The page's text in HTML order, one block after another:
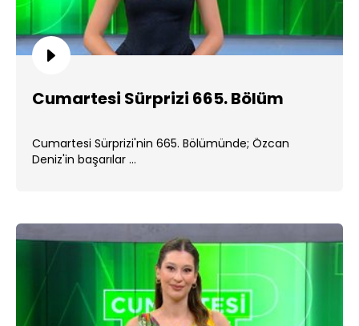
Cumartesi Sürprizi 665. Bölüm
Cumartesi Sürprizi'nin 665. Bölümünde; Özcan
Deniz'in başarılar ...